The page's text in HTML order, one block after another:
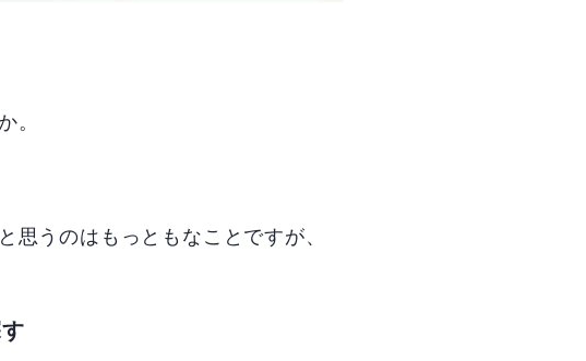
うのはもっともなことですが、